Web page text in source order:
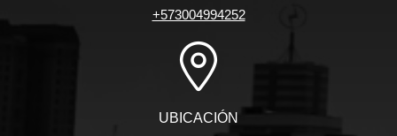
+573004994252
UBICACIÓN